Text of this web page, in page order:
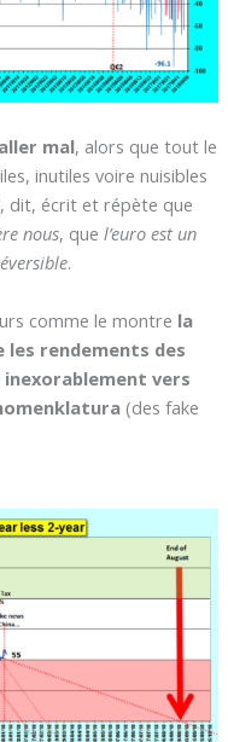
mal, alors que tout le
inutiles voire nuisibles
dit, écrit et répète que
nous, que l’euro est un
.
comme le montre la
rendements des
inexorablement vers
(des fake